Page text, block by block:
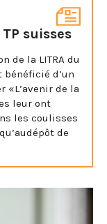
suisses
de la LITRA du
d’un
«L’avenir de la
leur ont
les coulisses
de